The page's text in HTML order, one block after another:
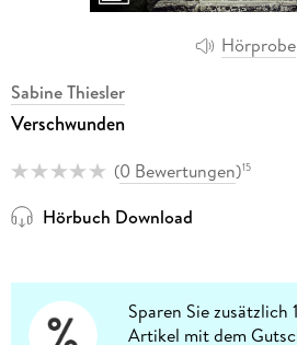
Hörprobe
Sabine Thiesler
Verschwunden
(0 Bewertungen)15
Hörbuch Download
Sparen Sie zusätzlich
Artikel mit dem